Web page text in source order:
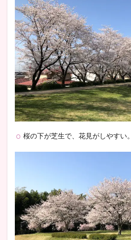
桜の下が芝生で、花見がしやすい。